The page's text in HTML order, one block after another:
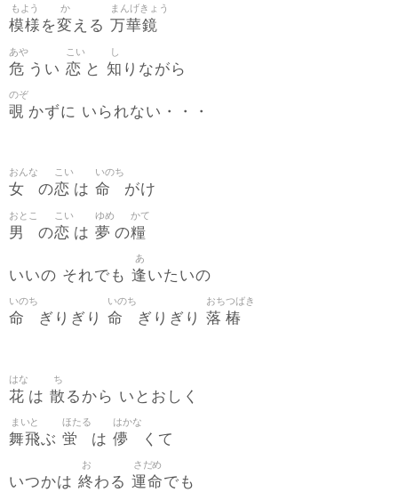
模様
もよう
を変
か
える 万華鏡
まんげきょう
危
あや
うい 恋
こい
と 知
し
りながら
覗
のぞ
かずに いられない・・・
女
おんな
の恋
こい
は 命
いのち
がけ
男
おとこ
の恋
こい
は 夢
ゆめ
の糧
かて
いいの それでも 逢
あ
いたいの
命
いのち
ぎりぎり 命
いのち
ぎりぎり 落
おち
椿
つばき
花
はな
は 散
ち
るから いとおしく
舞飛
まいと
ぶ 蛍
ほたる
は 儚
はかな
くて
いつかは 終
お
わる 運命
さだめ
でも